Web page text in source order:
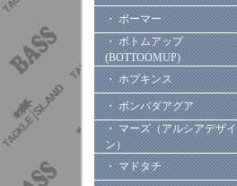
・ ボーマー
・ ボトムアップ
(BOTTOOMUP)
・ ホプキンス
・ ボンバダアグア
・ マーズ（アルシアデザイ
ン）
・ マドタチ